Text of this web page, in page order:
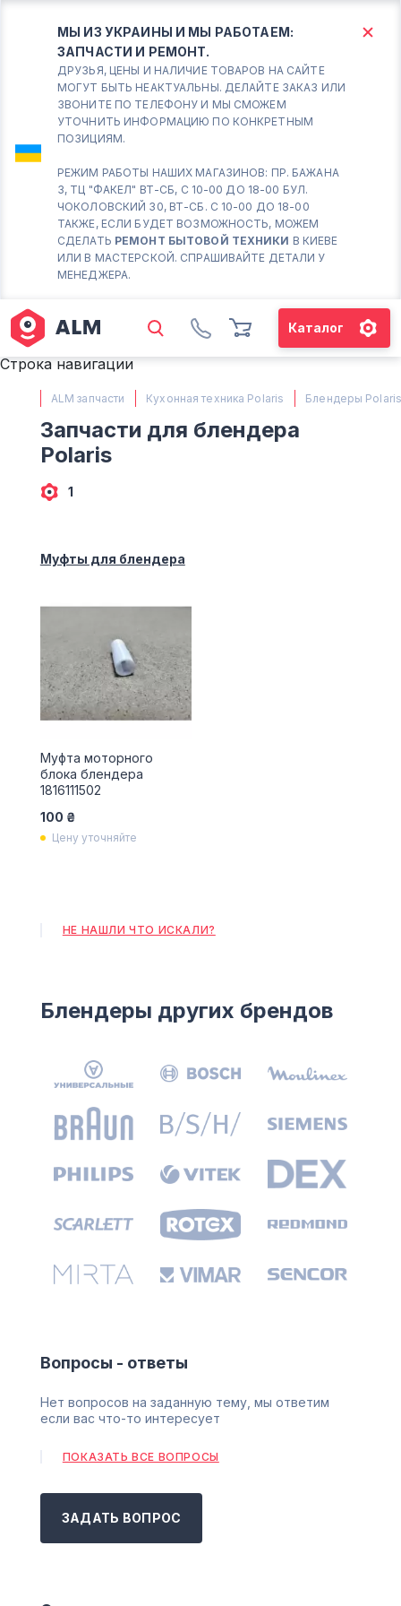
МЫ ИЗ УКРАИНЫ И МЫ РАБОТАЕМ:
ЗАПЧАСТИ И РЕМОНТ.
ДРУЗЬЯ, ЦЕНЫ И НАЛИЧИЕ ТОВАРОВ НА САЙТЕ
МОГУТ БЫТЬ НЕАКТУАЛЬНЫ. ДЕЛАЙТЕ ЗАКАЗ ИЛИ
ЗВОНИТЕ ПО ТЕЛЕФОНУ И МЫ СМОЖЕМ
УТОЧНИТЬ ИНФОРМАЦИЮ ПО КОНКРЕТНЫМ
ПОЗИЦИЯМ.
РЕЖИМ РАБОТЫ НАШИХ МАГАЗИНОВ: ПР. БАЖАНА
3, ТЦ "ФАКЕЛ" ВТ-СБ, С 10-00 ДО 18-00 БУЛ.
ЧОКОЛОВСКИЙ 30, ВТ-СБ. С 10-00 ДО 18-00
ТАКЖЕ, ЕСЛИ БУДЕТ ВОЗМОЖНОСТЬ, МОЖЕМ
СДЕЛАТЬ РЕМОНТ БЫТОВОЙ ТЕХНИКИ В КИЕВЕ
ИЛИ В МАСТЕРСКОЙ. СПРАШИВАЙТЕ ДЕТАЛИ У
МЕНЕДЖЕРА.
Каталог
КИЕВ БОРИСПОЛЬ
Вт.- Сб.
10:00 - 18:00
Соломенский район - ВТ-
СБ. с 10-00 до 18-00
(098) 672 76 42
(063) 722 37 14
М. ХАРЬКОВСКАЯ - ВТ-СБ, С
10-00 ДО 18-00
(063) 527 27 00
(044) 332 76 42
Строка навигации
ALM запчасти Кухонная техника Polaris Блендеры
Запчасти для блендера
Polaris
1
Муфты для блендера
Муфта моторного
блока блендера
1816111502
100 ₴
Цену уточняйте
НЕ НАШЛИ ЧТО ИСКАЛИ?
Блендеры других брендов
Вопросы - ответы
Нет вопросов на заданную тему, мы ответим
если вас что-то интересует
ПОКАЗАТЬ ВСЕ ВОПРОСЫ
ЗАДАТЬ ВОПРОС